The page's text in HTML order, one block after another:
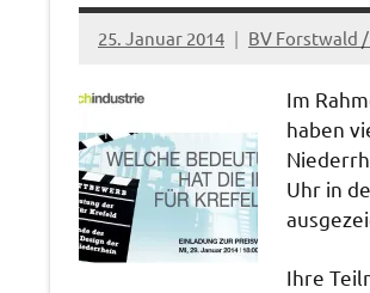
25. Januar 2014 BV Forstwald
Im
haben
Uhr in
Ihre